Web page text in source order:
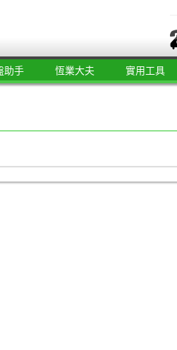
助手 恆業大夫 實用工具